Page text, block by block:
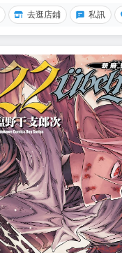
去逛店鋪 私訊